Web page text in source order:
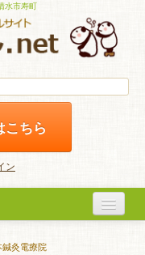
水市寿町
こちら
ン
鍼灸電療院